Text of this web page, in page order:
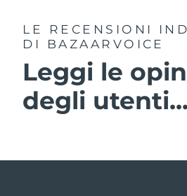
LE RECENSIONI
DI BAZAARVOICE
Leggi le
degli utenti...